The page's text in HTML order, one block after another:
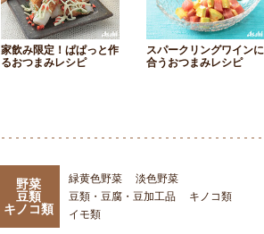
家飲み限定！ぱぱっと作
るおつまみレシピ
スパークリングワインに
合うおつまみレシピ
野菜
豆類
キノコ類
緑黄色野菜
淡色野菜
豆類・豆腐・豆加工品
キノコ類
イモ類